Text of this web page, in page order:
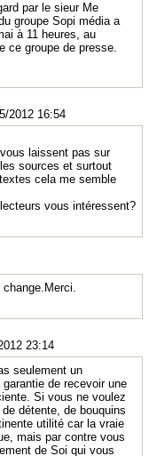
par le sieur Me
groupe Sopi média a
à 11 heures, au
ce groupe de presse.
2012 16:54
laissent pas sur
sources et surtout
cela me semble
vous intéressent?
23:14
seulement un
de recevoir une
Si vous ne voulez
détente, de bouquins
utilité car la vraie
mais par contre vous
de Soi qui vous